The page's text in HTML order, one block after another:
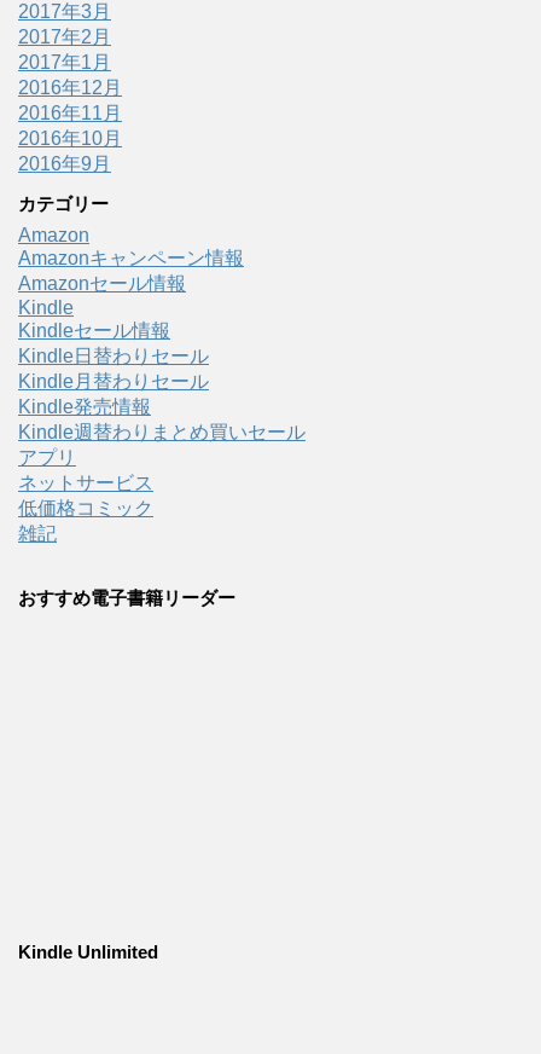
2017年3月
2017年2月
2017年1月
2016年12月
2016年11月
2016年10月
2016年9月
カテゴリー
Amazon
Amazonキャンペーン情報
Amazonセール情報
Kindle
Kindleセール情報
Kindle日替わりセール
Kindle月替わりセール
Kindle発売情報
Kindle週替わりまとめ買いセール
アプリ
ネットサービス
低価格コミック
雑記
おすすめ電子書籍リーダー
Kindle Unlimited